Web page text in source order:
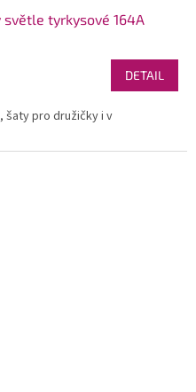
tyrkysové 164A
DETAIL
šaty pro družičky i v